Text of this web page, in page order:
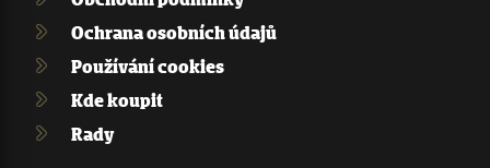
Ochrana osobních údajů
Používání cookies
Kde koupit
Rady